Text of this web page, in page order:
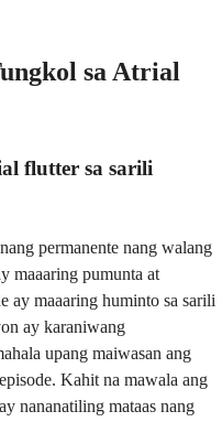
sa Atrial
flutter sa sarili
permanente nang walang
maaaring pumunta at
ay maaaring huminto sa sarili
ay karaniwang
upang maiwasan ang
Kahit na mawala ang
nananatiling mataas nang